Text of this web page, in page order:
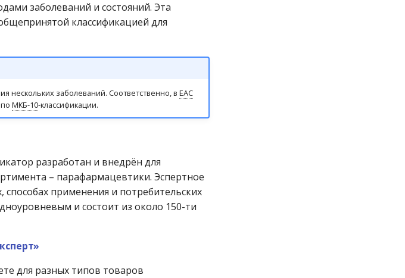
заболеваний и состояний. Эта
классификацией для
нескольких заболеваний. Соответственно, в ЕАС
МКБ-10-классификации.
разработан и внедрён для
– парафармацевтики. Эспертное
применения и потребительских
и состоит из около 150-ти
для разных типов товаров